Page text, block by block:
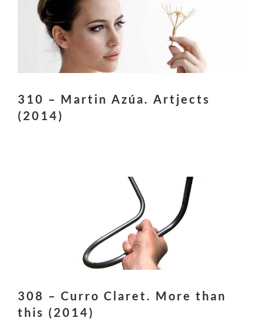
310 – Martin Azúa. Artjects
(2014)
308 – Curro Claret. More than
this (2014)